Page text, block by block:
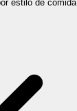
estilo de comida